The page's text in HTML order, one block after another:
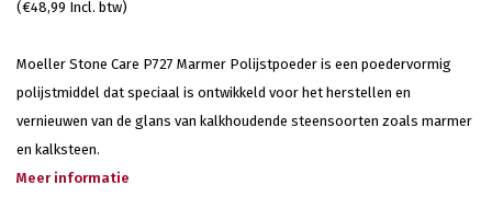
(€48,99 Incl. btw)
Moeller Stone Care P727 Marmer Polijstpoeder is een poedervormig
polijstmiddel dat speciaal is ontwikkeld voor het herstellen en
vernieuwen van de glans van kalkhoudende steensoorten zoals marmer
en kalksteen.
Meer informatie